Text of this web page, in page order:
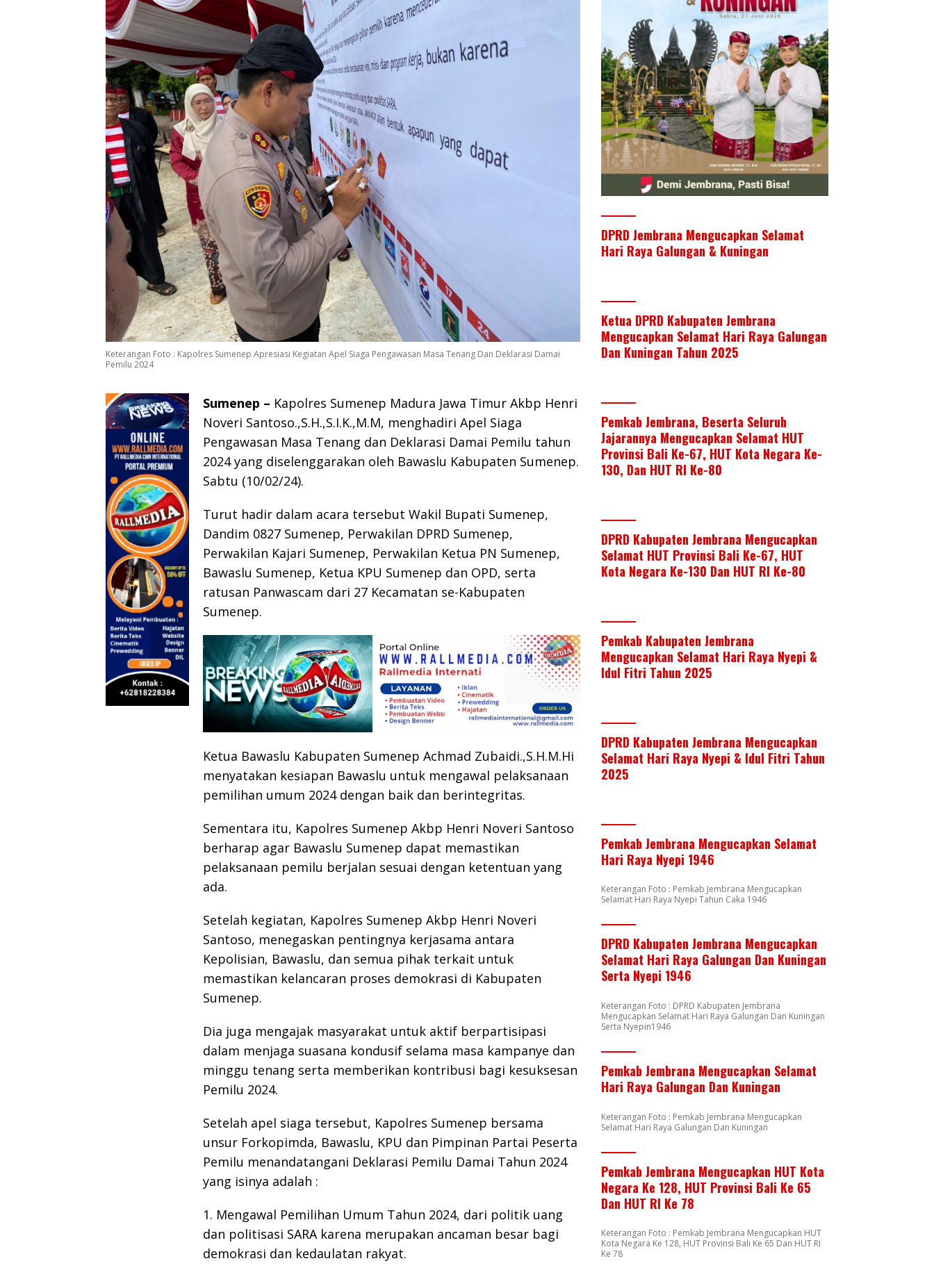
Keterangan Foto : Kapolres Sumenep Apresiasi Kegiatan Apel Siaga Pengawasan Masa Tenang Dan Deklarasi Damai
Pemilu 2024
Sumenep – Kapolres Sumenep Madura Jawa Timur Akbp Henri
Noveri Santoso.,S.H.,S.I.K.,M.M, menghadiri Apel Siaga
Pengawasan Masa Tenang dan Deklarasi Damai Pemilu tahun
2024 yang diselenggarakan oleh Bawaslu Kabupaten Sumenep.
Sabtu (10/02/24).
Turut hadir dalam acara tersebut Wakil Bupati Sumenep,
Dandim 0827 Sumenep, Perwakilan DPRD Sumenep,
Perwakilan Kajari Sumenep, Perwakilan Ketua PN Sumenep,
Bawaslu Sumenep, Ketua KPU Sumenep dan OPD, serta
ratusan Panwascam dari 27 Kecamatan se-Kabupaten
Sumenep.
Ketua Bawaslu Kabupaten Sumenep Achmad Zubaidi.,S.H.M.Hi
menyatakan kesiapan Bawaslu untuk mengawal pelaksanaan
pemilihan umum 2024 dengan baik dan berintegritas.
Sementara itu, Kapolres Sumenep Akbp Henri Noveri Santoso
berharap agar Bawaslu Sumenep dapat memastikan
pelaksanaan pemilu berjalan sesuai dengan ketentuan yang
ada.
Setelah kegiatan, Kapolres Sumenep Akbp Henri Noveri
Santoso, menegaskan pentingnya kerjasama antara
Kepolisian, Bawaslu, dan semua pihak terkait untuk
memastikan kelancaran proses demokrasi di Kabupaten
Sumenep.
Dia juga mengajak masyarakat untuk aktif berpartisipasi
dalam menjaga suasana kondusif selama masa kampanye dan
minggu tenang serta memberikan kontribusi bagi kesuksesan
Pemilu 2024.
Setelah apel siaga tersebut, Kapolres Sumenep bersama
unsur Forkopimda, Bawaslu, KPU dan Pimpinan Partai Peserta
Pemilu menandatangani Deklarasi Pemilu Damai Tahun 2024
yang isinya adalah :
1. Mengawal Pemilihan Umum Tahun 2024, dari politik uang
dan politisasi SARA karena merupakan ancaman besar bagi
demokrasi dan kedaulatan rakyat.
DPRD Jembrana Mengucapkan Selamat
Hari Raya Galungan & Kuningan
Ketua DPRD Kabupaten Jembrana
Mengucapkan Selamat Hari Raya Galungan
Dan Kuningan Tahun 2025
Pemkab Jembrana, Beserta Seluruh
Jajarannya Mengucapkan Selamat HUT
Provinsi Bali Ke-67, HUT Kota Negara Ke-
130, Dan HUT RI Ke-80
DPRD Kabupaten Jembrana Mengucapkan
Selamat HUT Provinsi Bali Ke-67, HUT
Kota Negara Ke-130 Dan HUT RI Ke-80
Pemkab Kabupaten Jembrana
Mengucapkan Selamat Hari Raya Nyepi &
Idul Fitri Tahun 2025
DPRD Kabupaten Jembrana Mengucapkan
Selamat Hari Raya Nyepi & Idul Fitri Tahun
2025
Pemkab Jembrana Mengucapkan Selamat
Hari Raya Nyepi 1946
Keterangan Foto : Pemkab Jembrana Mengucapkan
Selamat Hari Raya Nyepi Tahun Caka 1946
DPRD Kabupaten Jembrana Mengucapkan
Selamat Hari Raya Galungan Dan Kuningan
Serta Nyepi 1946
Keterangan Foto : DPRD Kabupaten Jembrana
Mengucapkan Selamat Hari Raya Galungan Dan Kuningan
Serta Nyepin1946
Pemkab Jembrana Mengucapkan Selamat
Hari Raya Galungan Dan Kuningan
Keterangan Foto : Pemkab Jembrana Mengucapkan
Selamat Hari Raya Galungan Dan Kuningan
Pemkab Jembrana Mengucapkan HUT Kota
Negara Ke 128, HUT Provinsi Bali Ke 65
Dan HUT RI Ke 78
Keterangan Foto : Pemkab Jembrana Mengucapkan HUT
Kota Negara Ke 128, HUT Provinsi Bali Ke 65 Dan HUT RI
Ke 78